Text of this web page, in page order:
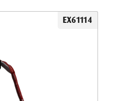
EX61114